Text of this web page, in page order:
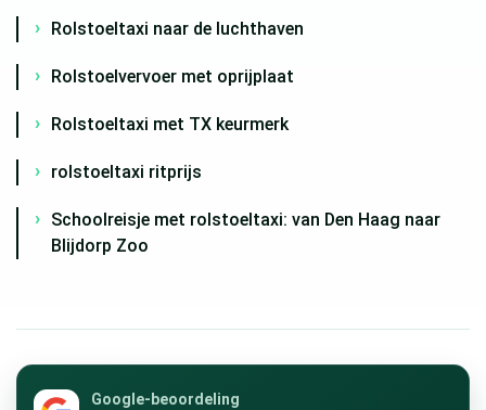
Rolstoeltaxi naar de luchthaven
Rolstoelvervoer met oprijplaat
Rolstoeltaxi met TX keurmerk
rolstoeltaxi ritprijs
Schoolreisje met rolstoeltaxi: van Den Haag naar
Blijdorp Zoo
Google-beoordeling